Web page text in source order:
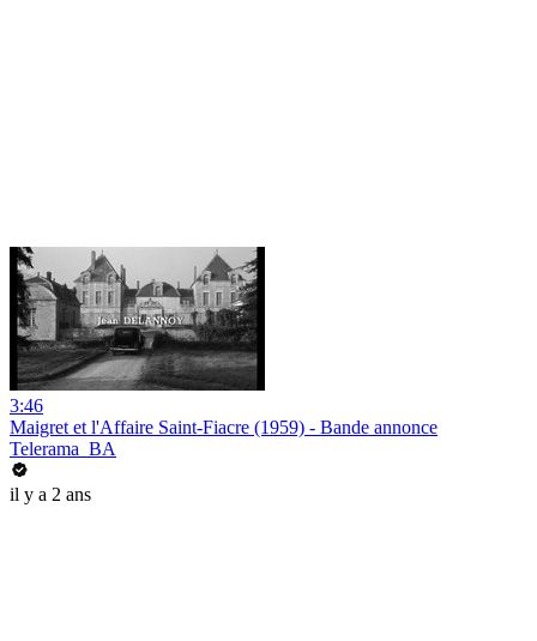
3:46
Maigret et l'Affaire Saint-Fiacre (1959) - Bande annonce
Telerama_BA
il y a 2 ans